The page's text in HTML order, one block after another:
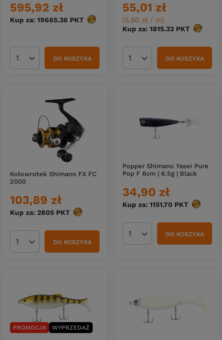
595,92 zł
Kup za: 19665.36 PKT punktów
Ilość produktówDO KOSZYKA
55,01 zł
(5,50 zł / m)
Kup za: 1815.33 PKT punktów
Ilość produktówDO KOSZYKA
Kołowrotek Shimano FX FC
2000
103,89 zł
Kup za: 2805 PKT punktów
Ilość produktówDO KOSZYKA
Popper Shimano Yasei Pure
Pop F 6cm | 6.5g | Black
34,90 zł
Kup za: 1151.70 PKT punktów
Ilość produktówDO KOSZYKA
PROMOCJA WYPRZEDAŻ